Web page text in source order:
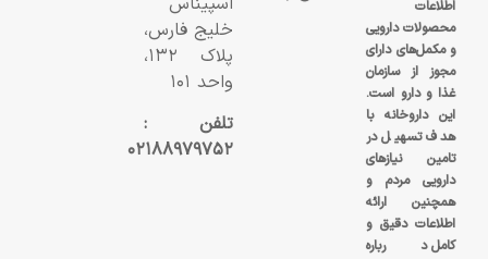
اطلاعات
محصولات دارویی
و مکمل‌های دارای
مجوز از سازمان
غذا و دارو است.
این داروخانه با
هدف تسهیل در
تامین نیازهای
دارویی مردم و
همچنین ارائه
اطلاعات دقیق و
کامل درباره
خلیج فارس،
پلاک ۱۳۲،
واحد ۱۰۱
تلفن :
۰۲۱۸۸۹۷۹۷۵۲